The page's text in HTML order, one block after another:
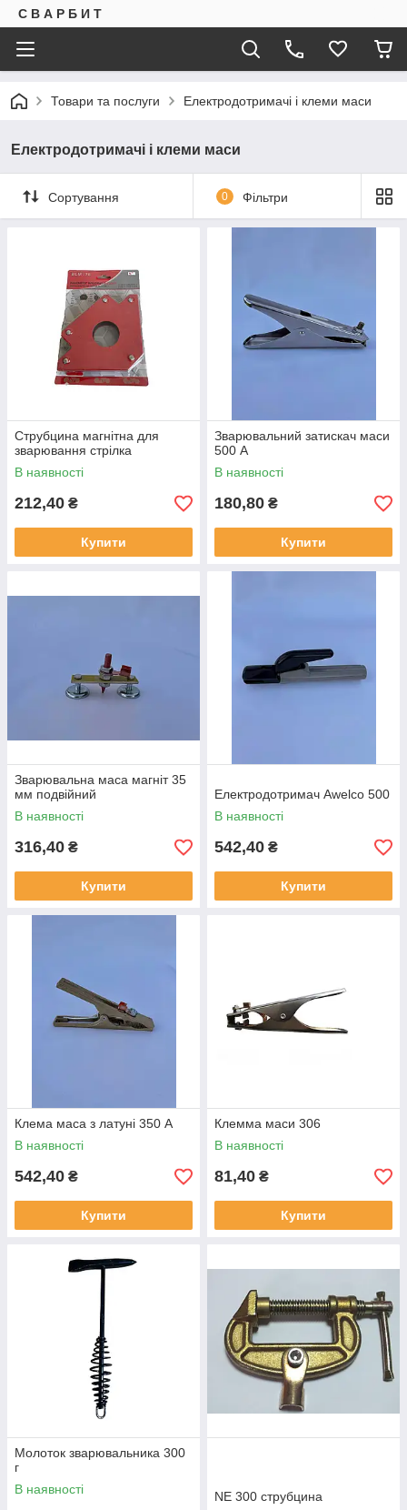
С В А Р Б И Т
Товари та послуги Електродотримачі і клеми маси
Електродотримачі і клеми маси
Сортування 0 Фільтри
Струбцина магнітна для
зварювання стрілка
В наявності
212,40 ₴
Купити
Зварювальний затискач маси
500 А
В наявності
180,80 ₴
Купити
Зварювальна маса магніт 35
мм подвійний
В наявності
316,40 ₴
Купити
Електродотримач Awelco 500
В наявності
542,40 ₴
Купити
Клемa маса з латуні 350 А
В наявності
542,40 ₴
Купити
Клемма маси 306
В наявності
81,40 ₴
Купити
Молоток зварювальника 300
г
В наявності
NE 300 струбцина